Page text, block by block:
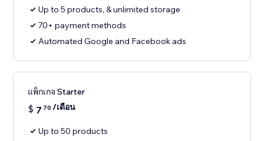
Up to 5 products, & unlimited storage
70+ payment methods
Automated Google and Facebook ads
แพ็กเกจ Starter
$ 7 70 /เดือน
Up to 50 products